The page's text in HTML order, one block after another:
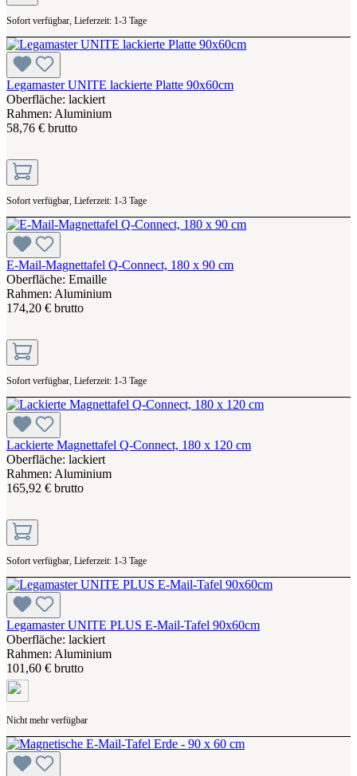
Sofort verfügbar, Lieferzeit: 1-3 Tage
Legamaster UNITE lackierte Platte 90x60cm
Oberfläche: lackiert
Rahmen: Aluminium
58,76 € brutto
Sofort verfügbar, Lieferzeit: 1-3 Tage
E-Mail-Magnettafel Q-Connect, 180 x 90 cm
Oberfläche: Emaille
Rahmen: Aluminium
174,20 € brutto
Sofort verfügbar, Lieferzeit: 1-3 Tage
Lackierte Magnettafel Q-Connect, 180 x 120 cm
Oberfläche: lackiert
Rahmen: Aluminium
165,92 € brutto
Sofort verfügbar, Lieferzeit: 1-3 Tage
Legamaster UNITE PLUS E-Mail-Tafel 90x60cm
Oberfläche: lackiert
Rahmen: Aluminium
101,60 € brutto
Nicht mehr verfügbar